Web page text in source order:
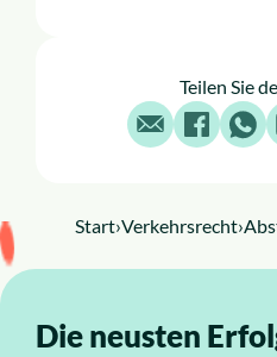
Teilen Sie
E-MailFacebook
Start›Verkehrsrecht›
Die neusten